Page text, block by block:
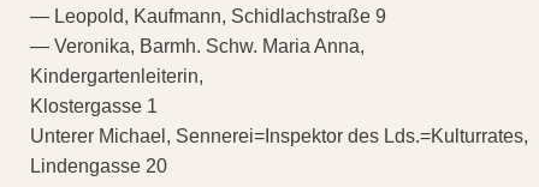
— Leopold, Kaufmann, Schidlachstraße 9
— Veronika, Barmh. Schw. Maria Anna,
Kindergartenleiterin,
Klostergasse 1
Unterer Michael, Sennerei=Inspektor des Lds.=Kulturrates,
Lindengasse 20